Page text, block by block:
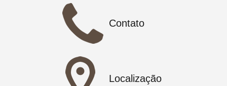
Contato
Localização